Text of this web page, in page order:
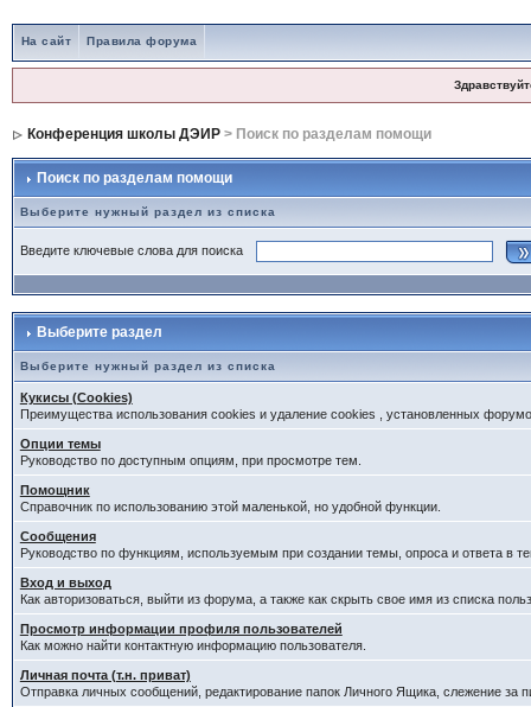
На сайт Правила форума
Конференция школы ДЭИР> Поиск по разделам помощи
Поиск по разделам помощи
Выберите нужный раздел из списка
Введите ключевые слова для поиска
Выберите раздел
Выберите нужный раздел из списка
Кукисы (Cookies)
Преимущества использования cookies и удаление cookies , установленных
Опции темы
Руководство по доступным опциям, при просмотре тем.
Помощник
Справочник по использованию этой маленькой, но удобной функции.
Сообщения
Руководство по функциям, используемым при создании темы, опроса и ответа в
Вход и выход
Как авторизоваться, выйти из форума, а также как скрыть свое имя из списка
Просмотр информации профиля пользователей
Как можно найти контактную информацию пользователя.
Личная почта (т.н. приват)
Отправка личных сообщений, редактирование папок Личного Ящика, слежение за